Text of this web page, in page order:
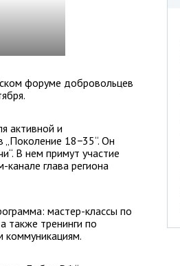
форуме добровольцев
активной и
18−35“. Он
В нем примут участие
глава региона
мастер-классы по
также тренинги по
коммуникациям.